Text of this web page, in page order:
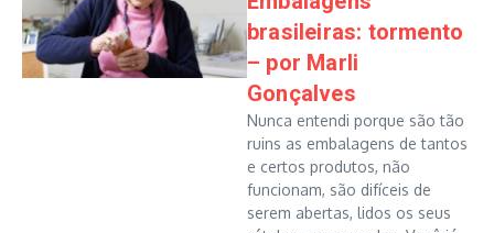
brasileiras: tormento
– por Marli
Gonçalves
Nunca entendi porque são tão
ruins as embalagens de tantos
e certos produtos, não
funcionam, são difíceis de
serem abertas, lidos os seus